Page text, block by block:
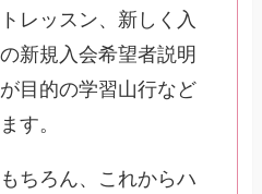
レッスン、新しく入
新規入会希望者説明
目的の学習山行など
す。
ちろん、これからハ